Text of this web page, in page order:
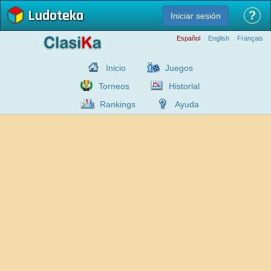
Ludoteka Iniciar sesión ?
Español English Français
Inicio
Juegos
Torneos
Historial
Rankings
Ayuda